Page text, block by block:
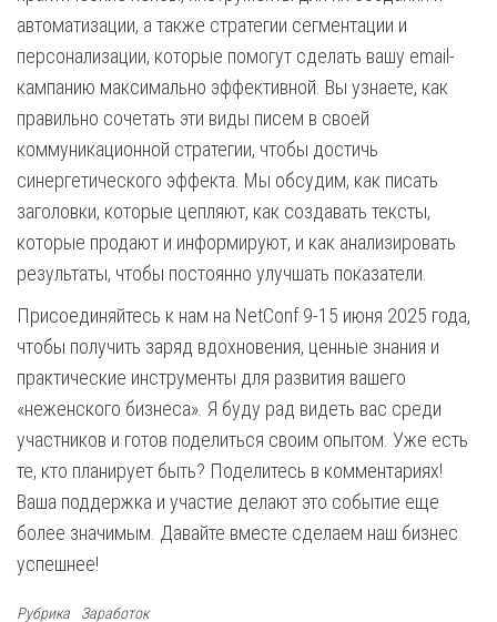
автоматизации, а также стратегии сегментации и
персонализации, которые помогут сделать вашу email-
кампанию максимально эффективной. Вы узнаете, как
правильно сочетать эти виды писем в своей
коммуникационной стратегии, чтобы достичь
синергетического эффекта. Мы обсудим, как писать
заголовки, которые цепляют, как создавать тексты,
которые продают и информируют, и как анализировать
результаты, чтобы постоянно улучшать показатели.
Присоединяйтесь к нам на NetConf 9-15 июня 2025 года,
чтобы получить заряд вдохновения, ценные знания и
практические инструменты для развития вашего
«неженского бизнеса». Я буду рад видеть вас среди
участников и готов поделиться своим опытом. Уже есть
те, кто планирует быть? Поделитесь в комментариях!
Ваша поддержка и участие делают это событие еще
более значимым. Давайте вместе сделаем наш бизнес
успешнее!
Рубрика Заработок